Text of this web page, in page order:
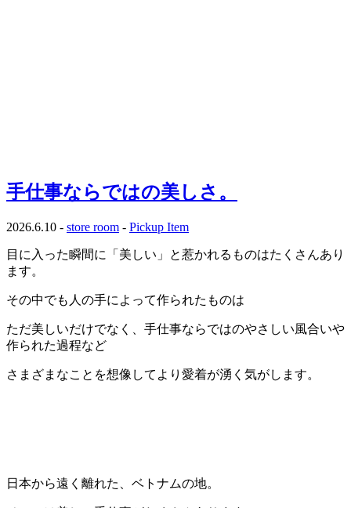
手仕事ならではの美しさ。
2026.6.10 - store room - Pickup Item
目に入った瞬間に「美しい」と惹かれるものはたくさんあり
ます。
その中でも人の手によって作られたものは
ただ美しいだけでなく、手仕事ならではのやさしい風合いや
作られた過程など
さまざまなことを想像してより愛着が湧く気がします。
日本から遠く離れた、ベトナムの地。